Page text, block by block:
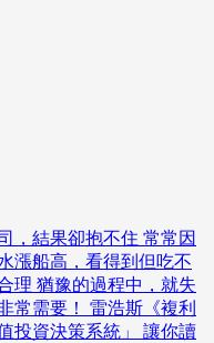
，結果卻抱不住 常常因
漲船高，看得到但吃不
理 猶豫的過程中，就失
常需要！ 雷浩斯《複利
投資決策系統」 讓你讀